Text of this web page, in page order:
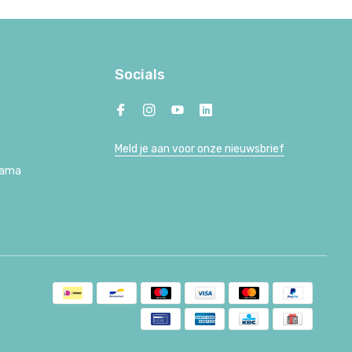
Socials
Meld je aan voor onze nieuwsbrief